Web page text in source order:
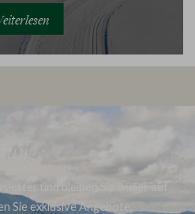
und bleiben Sie immer auf
Sie exklusive Angebote,